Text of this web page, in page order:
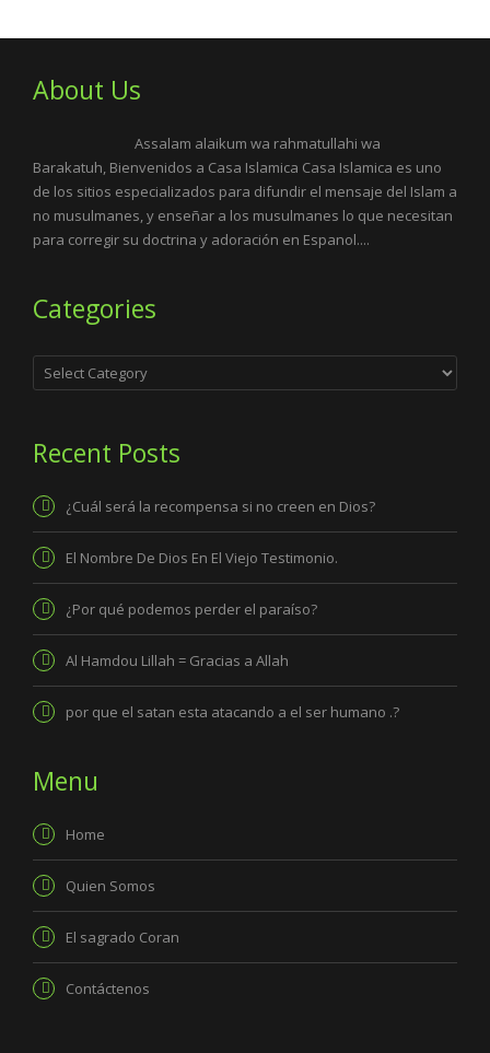
About Us
Assalam alaikum wa rahmatullahi wa
Barakatuh, Bienvenidos a Casa Islamica Casa Islamica es uno
de los sitios especializados para difundir el mensaje del Islam a
no musulmanes, y enseñar a los musulmanes lo que necesitan
para corregir su doctrina y adoración en Espanol....
Categories
Categories
Recent Posts
¿Cuál será la recompensa si no creen en Dios?
El Nombre De Dios En El Viejo Testimonio.
¿Por qué podemos perder el paraíso?
Al Hamdou Lillah = Gracias a Allah
por que el satan esta atacando a el ser humano .?
Menu
Home
Quien Somos
El sagrado Coran
Contáctenos